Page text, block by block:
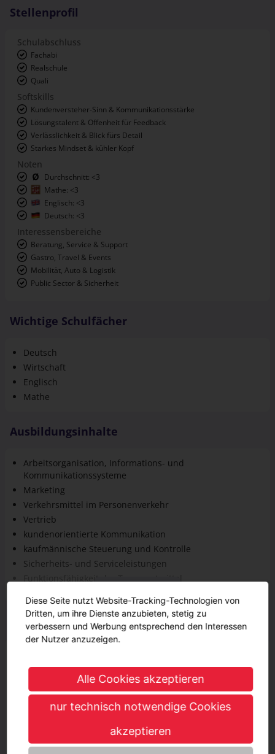
Stellenprofil
Schulabschluss
Fachabi
Realschule
Quali
Softskills
Kundenversteher-Sinn & Kommunikationsstärke
Lösungstalent & Offenheit für Feedback
Verlässlichkeit & Blick fürs Detail
Starkes Mindset & kühler Kopf
Noten
Durchschnitt: <3
Mathe: <3
Englisch: <3
Deutsch: <3
Interessensbereiche
Beratung, Service & Support
Gastro, Travel & Events
Mobilität, Auto & Logistik
Public Sector & Sicherheit
Wichtige Schulfächer
Deutsch
Wirtschaft
Englisch
Mathe
Ausbildungsinhalte
Arbeitsorganisation, Informations- und
Kommunikationssysteme
Marketing
Verkehrsmittel im Personenverkehr
Vertrieb
kundenorientierte Kommunikation
kaufmännische Steuerung und Kontrolle
Sicherheits- und Serviceleistungen
Personenverkehr informieren
Geschätzter Verdienst
1. Jahr 1274,56 € - 1380 €
1274,56 € - 1380 €
2. Jahr 1343,68 € - 1450 €
1343,68 € - 1450 €
1412,8 € - 1530 €
1412,8 € - 1530 €
Diese Seite nutzt Website-Tracking-Technologien von
Dritten, um ihre Dienste anzubieten, stetig zu
verbessern und Werbung entsprechend den Interessen
der Nutzer anzuzeigen.
Alle Cookies akzeptieren
nur technisch notwendige Cookies
akzeptieren